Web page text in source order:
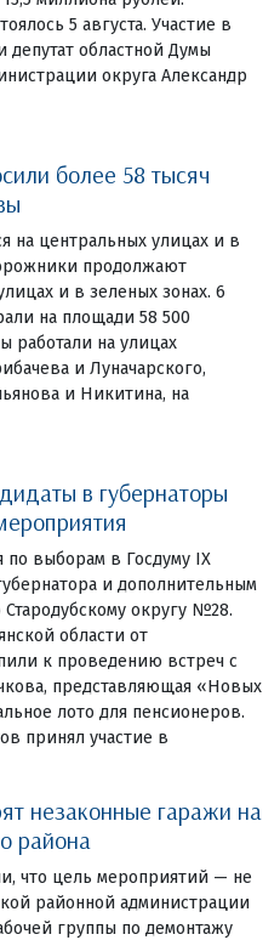
5 августа. Участие в
областной Думы
округа Александр
более 58 тысяч
на центральных улицах и в
продолжают
и в зеленых зонах. 6
на площади 58 500
работали на улицах
и Луначарского,
и Никитина, на
в губернаторы
по выборам в Госдуму IX
и дополнительным
округу №28.
области от
к проведению встреч с
представляющая «Новых
лото для пенсионеров.
принял участие в
незаконные гаражи на
района
что цель мероприятий — не
районной администрации
группы по демонтажу